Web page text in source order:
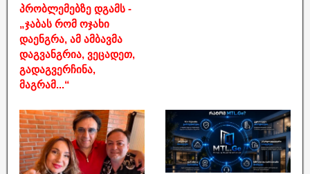
პრობლემებზე დგამს -
„ჯაბას რომ ოჯახი
დაენგრა, ამ ამბავმა
დაგვანგრია, ვეცადეთ,
გადაგვერჩინა,
მაგრამ...“